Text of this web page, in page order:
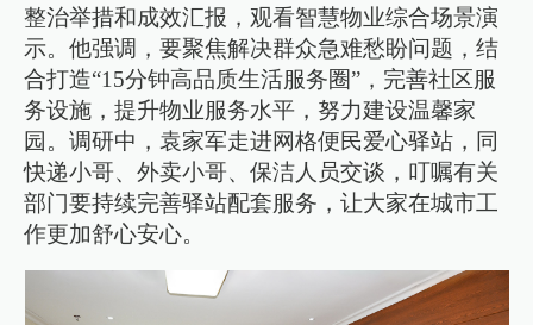
整治举措和成效汇报，观看智慧物业综合场景演
示。他强调，要聚焦解决群众急难愁盼问题，结
合打造“15分钟高品质生活服务圈”，完善社区服
务设施，提升物业服务水平，努力建设温馨家
园。调研中，袁家军走进网格便民爱心驿站，同
快递小哥、外卖小哥、保洁人员交谈，叮嘱有关
部门要持续完善驿站配套服务，让大家在城市工
作更加舒心安心。